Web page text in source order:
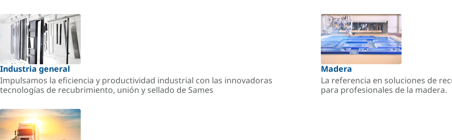
Industria general
Impulsamos la eficiencia y productividad industrial con las innovadoras
tecnologías de recubrimiento, unión y sellado de Sames
Madera
La referencia en soluciones de
para profesionales de la madera.